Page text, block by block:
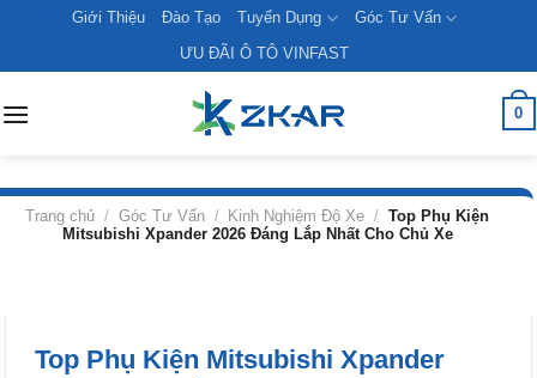
content
Giới Thiệu Đào Tạo Tuyển Dụng
Góc Tư Vấn
ƯU ĐÃI Ô TÔ VINFAST
0
Trang chủ / Góc Tư Vấn / Kinh Nghiệm Độ Xe / Top Phụ Kiện
Mitsubishi Xpander 2026 Đáng Lắp Nhất Cho Chủ Xe
Top Phụ Kiện Mitsubishi Xpander